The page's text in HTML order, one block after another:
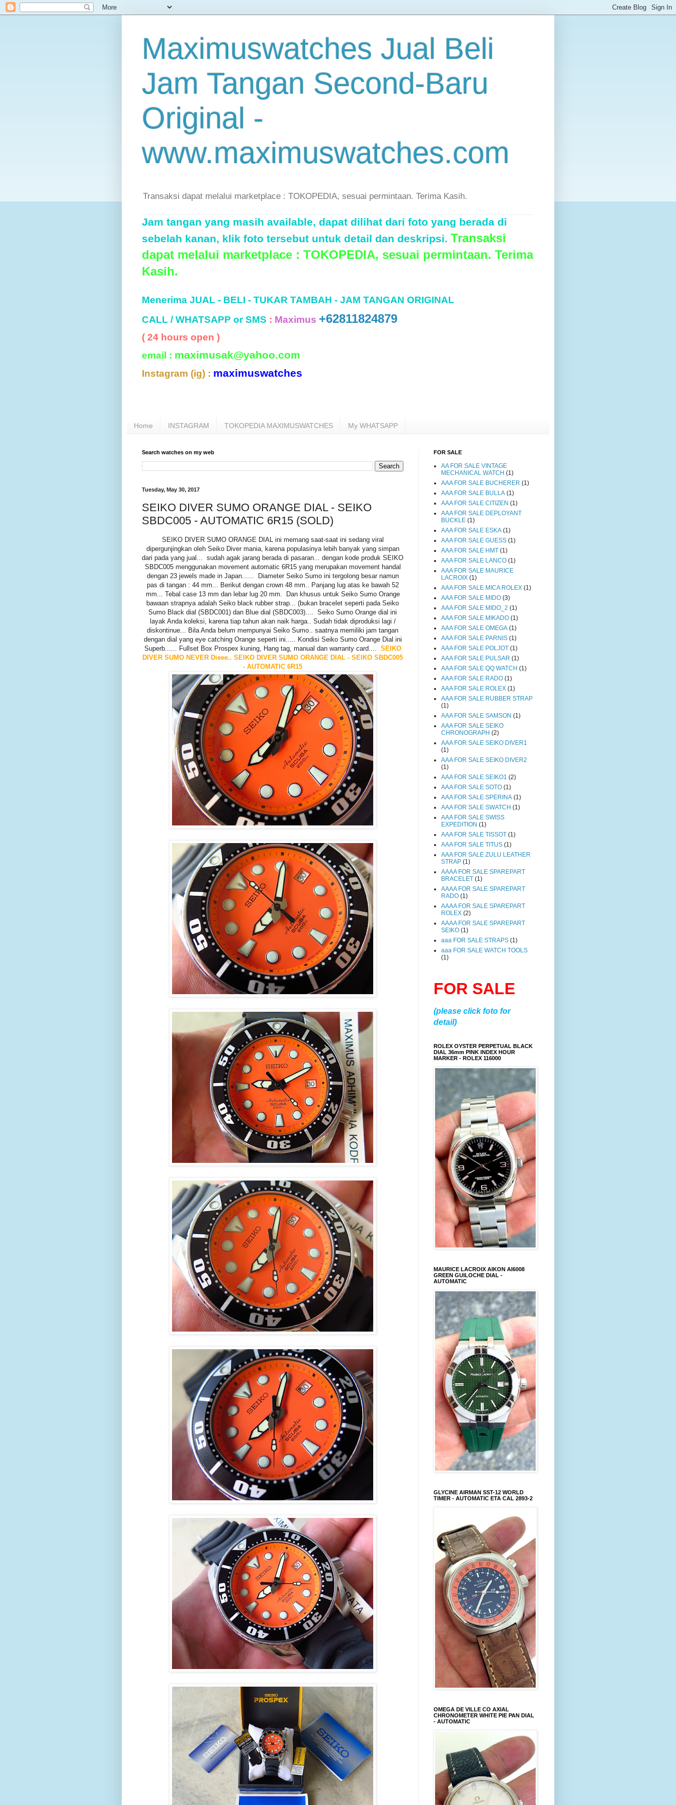
Maximuswatches Jual Beli
Jam Tangan Second-Baru
Original -
www.maximuswatches.com
Transaksi dapat melalui marketplace : TOKOPEDIA, sesuai permintaan. Terima Kasih.
Jam tangan yang masih available, dapat dilihat dari foto yang berada di
sebelah kanan, klik foto tersebut untuk detail dan deskripsi. Transaksi
dapat melalui marketplace : TOKOPEDIA, sesuai permintaan. Terima
Kasih.
Menerima JUAL - BELI - TUKAR TAMBAH - JAM TANGAN ORIGINAL
CALL / WHATSAPP or SMS : Maximus +62811824879
( 24 hours open )
email : maximusak@yahoo.com
Instagram (ig) : maximuswatches
Home INSTAGRAM TOKOPEDIA MAXIMUSWATCHES My WHATSAPP
Search watches on my web
Tuesday, May 30, 2017
SEIKO DIVER SUMO ORANGE DIAL - SEIKO
SBDC005 - AUTOMATIC 6R15 (SOLD)
SEIKO DIVER SUMO ORANGE DIAL ini memang saat-saat ini sedang viral
dipergunjingkan oleh Seiko Diver mania, karena populasinya lebih banyak yang simpan
dari pada yang jual... sudah agak jarang berada di pasaran... dengan kode produk SEIKO
SBDC005 menggunakan movement automatic 6R15 yang merupakan movement handal
dengan 23 jewels made in Japan...... Diameter Seiko Sumo ini tergolong besar namun
pas di tangan : 44 mm... Berikut dengan crown 48 mm.. Panjang lug atas ke bawah 52
mm... Tebal case 13 mm dan lebar lug 20 mm. Dan khusus untuk Seiko Sumo Orange
bawaan strapnya adalah Seiko black rubber strap... (bukan bracelet seperti pada Seiko
Sumo Black dial (SBDC001) dan Blue dial (SBDC003).... Seiko Sumo Orange dial ini
layak Anda koleksi, karena tiap tahun akan naik harga.. Sudah tidak diproduksi lagi /
diskontinue... Bila Anda belum mempunyai Seiko Sumo.. saatnya memiliki jam tangan
dengan dial yang eye catching Orange seperti ini..... Kondisi Seiko Sumo Orange Dial ini
Superb...... Fullset Box Prospex kuning, Hang tag, manual dan warranty card.... SEIKO
DIVER SUMO NEVER Dieee.. SEIKO DIVER SUMO ORANGE DIAL - SEIKO SBDC005
- AUTOMATIC 6R15
FOR SALE
AA FOR SALE VINTAGE
MECHANICAL WATCH (1)
AAA FOR SALE BUCHERER (1)
AAA FOR SALE BULLA (1)
AAA FOR SALE CITIZEN (1)
AAA FOR SALE DEPLOYANT
BUCKLE (1)
AAA FOR SALE ESKA (1)
AAA FOR SALE GUESS (1)
AAA FOR SALE HMT (1)
AAA FOR SALE LANCO (1)
AAA FOR SALE MAURICE
LACROIX (1)
AAA FOR SALE MICA ROLEX (1)
AAA FOR SALE MIDO (3)
AAA FOR SALE MIDO_2 (1)
AAA FOR SALE MIKADO (1)
AAA FOR SALE OMEGA (1)
AAA FOR SALE PARNIS (1)
AAA FOR SALE POLJOT (1)
AAA FOR SALE PULSAR (1)
AAA FOR SALE QQ WATCH (1)
AAA FOR SALE RADO (1)
AAA FOR SALE ROLEX (1)
AAA FOR SALE RUBBER STRAP
(1)
AAA FOR SALE SAMSON (1)
AAA FOR SALE SEIKO
CHRONOGRAPH (2)
AAA FOR SALE SEIKO DIVER1
(1)
AAA FOR SALE SEIKO DIVER2
(1)
AAA FOR SALE SEIKO1 (2)
AAA FOR SALE SOTO (1)
AAA FOR SALE SPERINA (1)
AAA FOR SALE SWATCH (1)
AAA FOR SALE SWISS
EXPEDITION (1)
AAA FOR SALE TISSOT (1)
AAA FOR SALE TITUS (1)
AAA FOR SALE ZULU LEATHER
STRAP (1)
AAAA FOR SALE SPAREPART
BRACELET (1)
AAAA FOR SALE SPAREPART
RADO (1)
AAAA FOR SALE SPAREPART
ROLEX (2)
AAAA FOR SALE SPAREPART
SEIKO (1)
aaa FOR SALE STRAPS (1)
aaa FOR SALE WATCH TOOLS
(1)
FOR SALE
(please click foto for
detail)
ROLEX OYSTER PERPETUAL BLACK
DIAL 36mm PINK INDEX HOUR
MARKER - ROLEX 116000
MAURICE LACROIX AIKON AI6008
GREEN GUILOCHE DIAL -
AUTOMATIC
GLYCINE AIRMAN SST-12 WORLD
TIMER - AUTOMATIC ETA CAL 2893-2
OMEGA DE VILLE CO AXIAL
CHRONOMETER WHITE PIE PAN DIAL
- AUTOMATIC